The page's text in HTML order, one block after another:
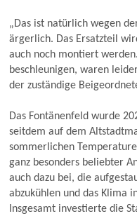
„Das ist natürlich wegen
ärgerlich. Das Ersatzteil
auch noch montiert
beschleunigen, waren
der zuständige
Das Fontänenfeld wurde
seitdem auf dem
sommerlichen
ganz besonders beliebter
auch dazu bei, die
abzukühlen und das Klima
Insgesamt investierte die